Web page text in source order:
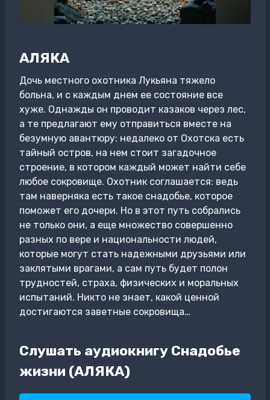
АЛЯКА
Дочь местного охотника Лукьяна тяжело
больна, и с каждым днем ее состояние все
хуже. Однажды он проводит казаков через лес,
а те предлагают ему отправиться вместе на
безумную авантюру: недалеко от Охотска есть
тайный остров, на нем стоит загадочное
строение, в котором каждый может найти себе
любое сокровище. Охотник соглашается: ведь
там наверняка есть такое снадобье, которое
поможет его дочери. Но в этот путь собрались
не только они, а еще множество совершенно
разных по вере и национальности людей,
которые могут стать надежными друзьями или
заклятыми врагами, а сам путь будет полон
трудностей, страха, физических и моральных
испытаний. Никто не знает, какой ценной
достигаются заветные сокровища…
Слушать аудиокнигу Снадобье
жизни (АЛЯКА)